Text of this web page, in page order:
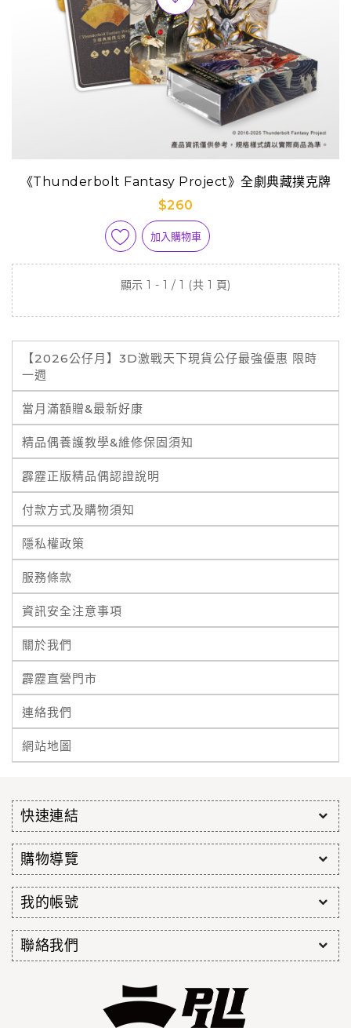
《Thunderbolt Fantasy Project》全劇典藏撲克牌
$260
加入購物車
顯示 1 - 1 / 1 (共 1 頁)
【2026公仔月】3D激戰天下現貨公仔最強優惠 限時
一週
當月滿額贈&最新好康
精品偶養護教學&維修保固須知
霹靂正版精品偶認證說明
付款方式及購物須知
隱私權政策
服務條款
資訊安全注意事項
關於我們
霹靂直營門市
連絡我們
網站地圖
快速連結
購物導覽
我的帳號
聯絡我們